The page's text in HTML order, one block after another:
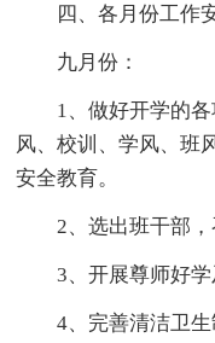
四、各月份工作
九月份：
1、做好开学的
风、校训、学风、班
安全教育。
2、选出班干部
3、开展尊师好学
4、完善清洁卫